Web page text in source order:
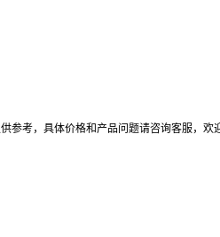
参考，具体价格和产品问题请咨询客服，欢